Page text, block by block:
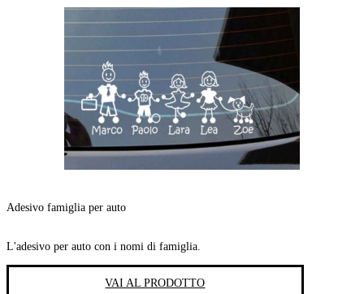
Adesivo famiglia per auto
L'adesivo per auto con i nomi di famiglia.
VAI AL PRODOTTO